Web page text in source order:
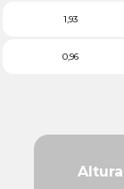
1,93
0,96